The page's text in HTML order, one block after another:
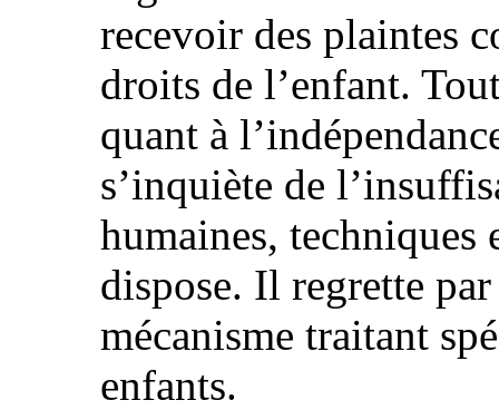
recevoir des plaintes
droits de l’enfant.
quant à
s’inquiète de
humaines,
dispose. Il regrette
mécanisme traitant
enfants.